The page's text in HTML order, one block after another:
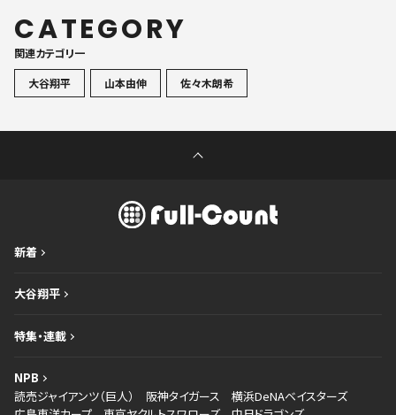
CATEGORY
関連カテゴリ一
大谷翔平
山本由伸 佐々木朗希
新着
大谷翔平
特集・連載
NPB
読売ジャイアンツ（巨人）
阪神タイガース
横浜DeNAベイスターズ